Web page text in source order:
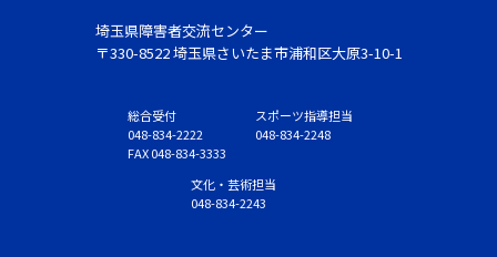
埼玉県障害者交流センター
〒330-8522 埼玉県さいたま市浦和区大原3-10-1
総合受付
048-834-2222
FAX 048-834-3333
スポーツ指導担当
048-834-2248
文化・芸術担当
048-834-2243